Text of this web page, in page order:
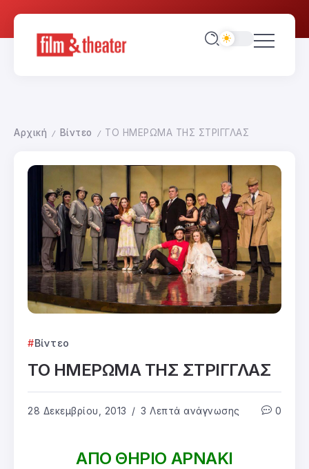
Αρχική / Βίντεο / ΤΟ ΗΜΕΡΩΜΑ ΤΗΣ ΣΤΡΙΓΓΛΑΣ
Βίντεο
ΤΟ ΗΜΕΡΩΜΑ ΤΗΣ ΣΤΡΙΓΓΛΑΣ
28 Δεκεμβρίου, 2013 3 Λεπτά ανάγνωσης 0
ΑΠΟ ΘΗΡΙΟ ΑΡΝΑΚΙ